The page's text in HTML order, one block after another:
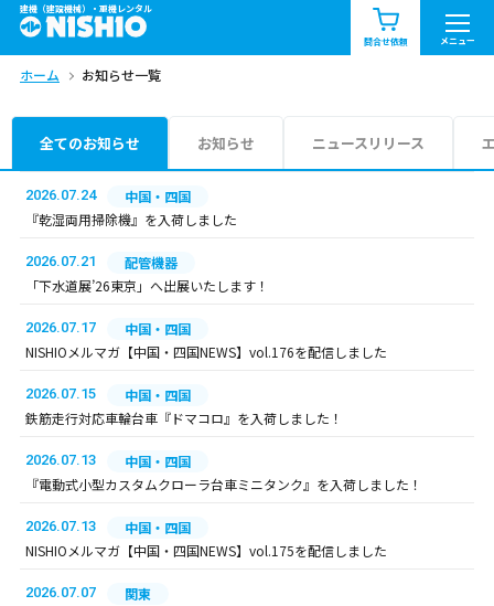
建機（建設機械）・重機レンタル
問合せ依頼 メニュー
商品一覧 お知らせ一覧
問合せ依頼リスト
エリア情報を見る
ホーム お知らせ一覧
全てのお知らせ お知らせ ニュースリリース
2026.07.24
中国・四国
『乾湿両用掃除機』を入荷しました
2026.07.21
配管機器
「下水道展’26東京」へ出展いたします！
2026.07.17
中国・四国
NISHIOメルマガ【中国・四国NEWS】vol.176を配信しました
2026.07.15
中国・四国
鉄筋走行対応車輪台車『ドマコロ』を入荷しました！
2026.07.13
中国・四国
『電動式小型カスタムクローラ台車ミニタンク』を入荷しました！
2026.07.13
中国・四国
NISHIOメルマガ【中国・四国NEWS】vol.175を配信しました
2026.07.07
関東